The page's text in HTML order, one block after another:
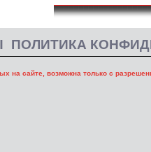
ПОЛИТИКА
на сайте, возможна только с